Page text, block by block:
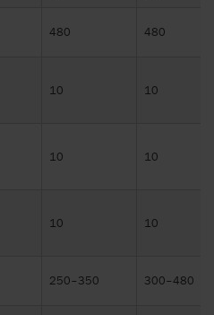
480 480
10 10
10 10
10 10
250–350 300–480